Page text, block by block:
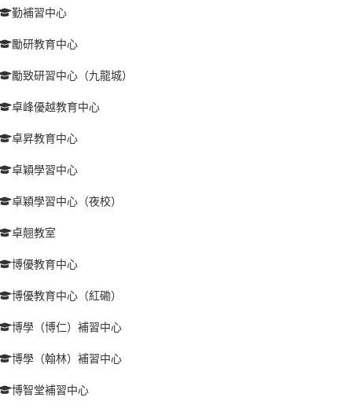
勤補習中心
勵研教育中心
勵致研習中心（九龍城）
卓峰優越教育中心
卓昇教育中心
卓穎學習中心
卓穎學習中心（夜校）
卓翹教室
博優教育中心
博優教育中心（紅磡）
博學（博仁）補習中心
博學（翰林）補習中心
博智堂補習中心